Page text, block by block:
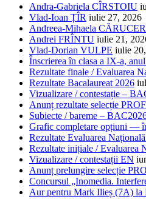
Andra-Gabriela CÎRSTOIU
Vlad-Ioan ȚÎR iulie 27, 2026
Andreea-Mihaela
Andrei FRÎNTU iulie 21,
Vlad-Dorian VULPE iulie
Înscrierea în clasa a IX-a,
Rezultate finale / Evaluarea
Rezultate Bacalaureat 2026
Vizualizare / contestație –
Anunț rezultate selecție
Subiecte / bareme –
Grafic completare opțiuni —
Rezultate Evaluarea
Rezultate inițiale / Evaluarea
Vizualizare / contestații EN
Anunț prelungire selecție
Concursul „Inomedia.
Aur pentru Mark Ilieș (7A) la